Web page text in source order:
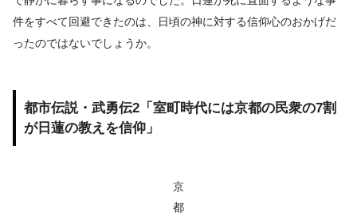
件をすべて回避できたのは、日頃の神に対する信仰心のおかげだ
ったのではないでしょうか。
都市伝説・武勇伝2「室町時代には京都の民衆の7割
が日蓮の教えを信仰」
京
都